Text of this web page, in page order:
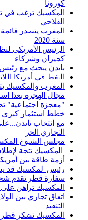
كورونا
المكسيك ترغب في
الفلاحي
المغرب يتصدر
سنة 2020
الرئيس الأمريكى
كجيران وشركاء
بايدن يبحث مع
النفط في أمريكا
المغرب والمكسيك
مجال الهجرة بعدا
"معجزة اجتماعية"
خطط استثمار
مع انتخاب
التجاري الحر
مجلس الشيوخ
المكسيك تتجة
أزمة طاقة بين
رئيس المكسيك قد
سفارة قطر تقدم
المكسيك تراهن على
اتفاق تجاري بين
التنفيذ
المكسيك تشكر قطر